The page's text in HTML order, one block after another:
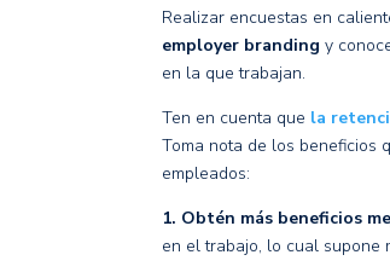
Realizar encuestas en
employer brandingy
en la que trabajan.
Ten en cuenta que la
Toma nota de los beneficios
empleados:
1. Obtén más beneficios
en el trabajo, lo cual supone